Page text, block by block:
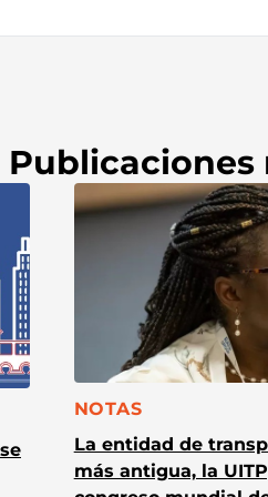
Publicaciones
CATEGORÍA:
NOTAS
La entidad de
más antigua, la